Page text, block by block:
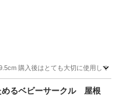
購入後はとても大切に使用し
るベビーサークル 屋根